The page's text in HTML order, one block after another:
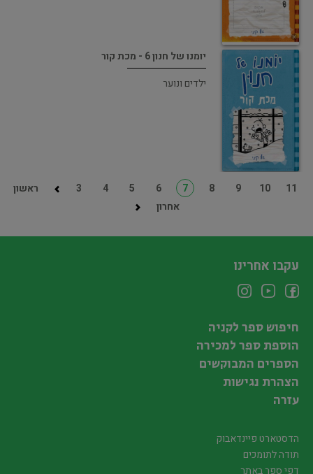
יומנו של חנון 6 - מכת קור
ילדים ונוער
ראשון 3 4 5 6 7 8 9 10
11
אחרון
עקבו אחרינו
חיפוש ספר לקניה
הוספת ספר למכירה
הספרים המבוקשים
הצהרת נגישות
עזרה
הדסטארט פיינדאבוק
תודה לתומכים
דפי ספר באתר